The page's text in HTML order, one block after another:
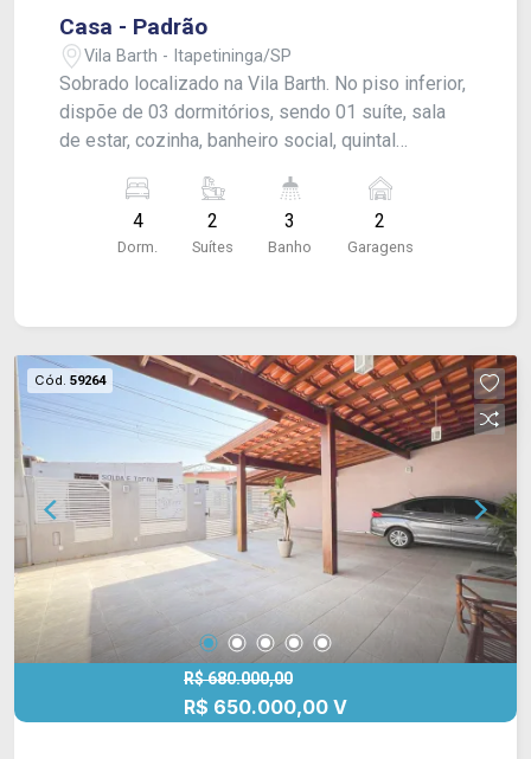
Casa - Padrão
Vila Barth - Itapetininga/SP
Sobrado localizado na Vila Barth. No piso inferior,
dispõe de 03 dormitórios, sendo 01 suíte, sala
de estar, cozinha, banheiro social, quintal
com uma sala com sacada e 01 dormitório, sendo
uma suíte com closet.
4
Dorm.
2
Suítes
3
Banho
2
Garagens
Cód. 59264
R$ 680.000,00
R$ 650.000,00 V